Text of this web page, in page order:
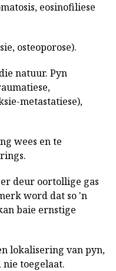
eosinofiliese
osteoporose).
natuur. Pyn
metastatiese),
wees en te
deur oortollige gas
word dat so 'n
baie ernstige
lokalisering van pyn,
toegelaat.